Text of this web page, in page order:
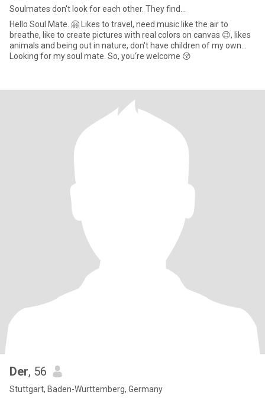
Soulmates don't look for each other. They find…
Hello Soul Mate. 🤗 Likes to travel, need music like the air to
breathe, like to create pictures with real colors on canvas 😉, likes
animals and being out in nature, don't have children of my own...
Looking for my soul mate. So, you‘re welcome 😚
Der, 56
Stuttgart, Baden-Wurttemberg, Germany